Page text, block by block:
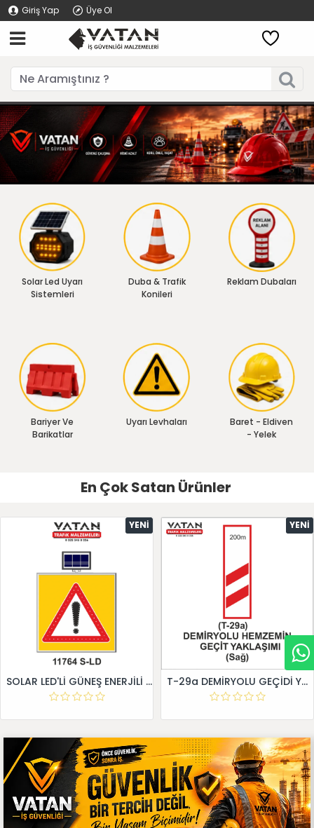
Giriş Yap Üye Ol
Solar Led Uyarı
Sistemleri
Duba & Trafik
Konileri
Reklam Dubaları
Bariyer Ve
Barikatlar
Uyarı Levhaları
Baret - Eldiven
- Yelek
En Çok Satan Ürünler
YENI
SOLAR LED'Lİ GÜNEŞ ENERJİLİ LEVHA
YENI
T-29a DEMİRYOLU GEÇİDİ YAKLAŞIM LEVHALARI (Sağ)